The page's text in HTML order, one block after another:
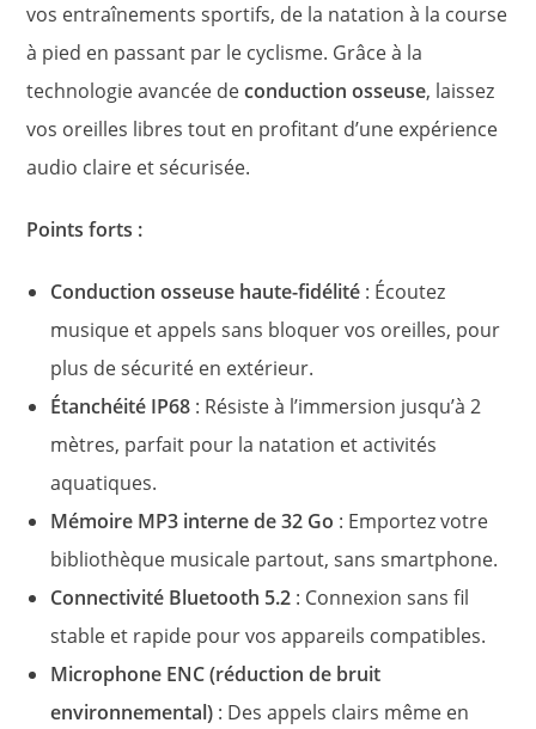
vos entraînements sportifs, de la natation à la course
à pied en passant par le cyclisme. Grâce à la
technologie avancée deconduction osseuse, laissez
vos oreilles libres tout en profitant d’une expérience
audio claire et sécurisée.
Points forts :
Conduction osseuse haute-fidélité : Écoutez
musique et appels sans bloquer vos oreilles, pour
plus de sécurité en extérieur.
Étanchéité IP68 : Résiste à l’immersion jusqu’à 2
mètres, parfait pour la natation et activités
aquatiques.
Mémoire MP3 interne de 32 Go : Emportez votre
bibliothèque musicale partout, sans smartphone.
Connectivité Bluetooth 5.2 : Connexion sans fil
stable et rapide pour vos appareils compatibles.
Microphone ENC (réduction de bruit
environnemental) : Des appels clairs même en